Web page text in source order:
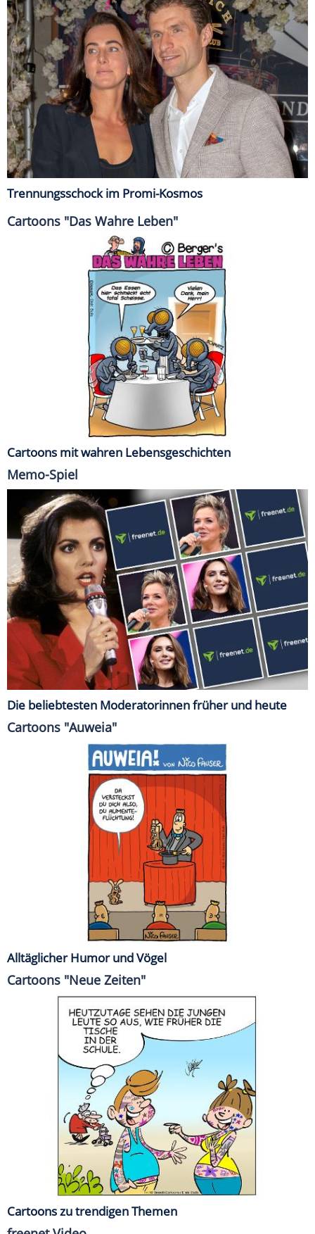
Trennungsschock im Promi-Kosmos
Cartoons "Das Wahre Leben"
Cartoons mit wahren Lebensgeschichten
Memo-Spiel
Die beliebtesten Moderatorinnen früher und heute
Cartoons "Auweia"
Alltäglicher Humor und Vögel
Cartoons "Neue Zeiten"
Cartoons zu trendigen Themen